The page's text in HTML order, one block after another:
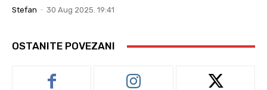
Stefan - 30 Aug 2025. 19:41
OSTANITE POVEZANI